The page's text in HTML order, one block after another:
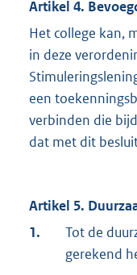
Artikel 4.
Het college kan,
in deze
een
verbinden die
dat met dit
Artikel 5.
1.
Tot de
gerekend